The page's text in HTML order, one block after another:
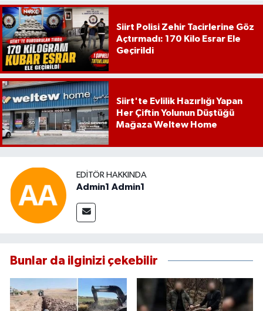
Siirt Polisi Zehir Tacirlerine Göz
Açtırmadı: 170 Kilo Esrar Ele
Geçirildi
Siirt'te Evlilik Hazırlığı Yapan
Her Çiftin Yolunun Düştüğü
Mağaza Weltew Home
EDITÖR HAKKINDA
Admin1 Admin1
Bunlar da ilginizi çekebilir